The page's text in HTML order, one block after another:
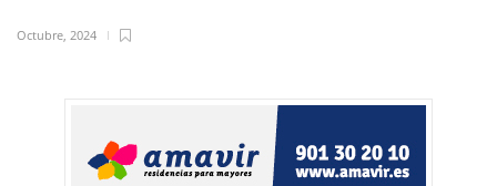
Octubre, 2024